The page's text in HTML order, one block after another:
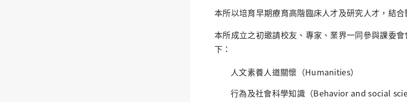
本所以培育早期療育高階臨床人才及研究人才，結
本所成立之初邀請校友、專家、業界一同參與課委
下：
人文素養人道關懷（Humanities）
行為及社會科學知識（Behavior and social